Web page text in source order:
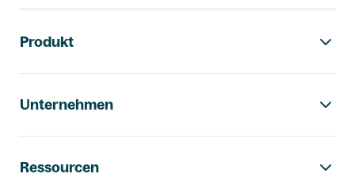
Produkt
Unternehmen
Ressourcen